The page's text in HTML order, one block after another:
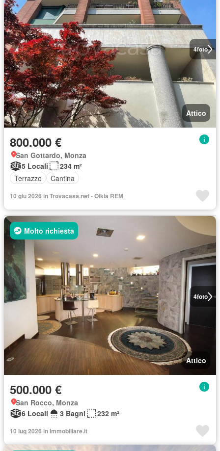
4foto
Attico
800.000 €
San Gottardo, Monza
5 Locali
234 m²
Terrazzo
Cantina
10 giu 2026 in Trovacasa.net - Oikia REM
4foto
Molto richiesta
Attico
500.000 €
San Rocco, Monza
6 Locali
3 Bagni 232 m²
10 lug 2026 in Immobiliare.it